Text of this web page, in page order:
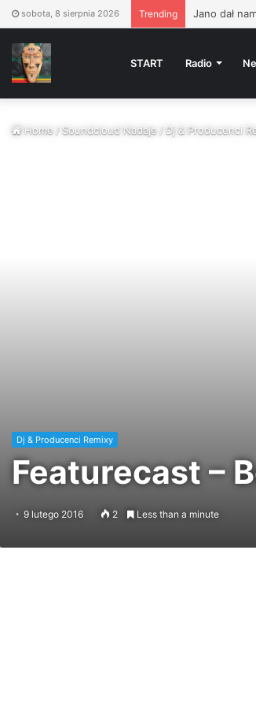
sobota, 8 sierpnia 2026 Trending PIZZA
START Radio
Home/Soundcloud Nadaje/Dj & Producenci
Dj & Producenci Remixy
Featurecast –
9 lutego 2016 2 Less than a minute